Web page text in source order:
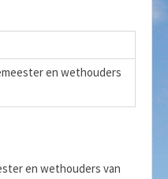
en wethouders
en wethouders van